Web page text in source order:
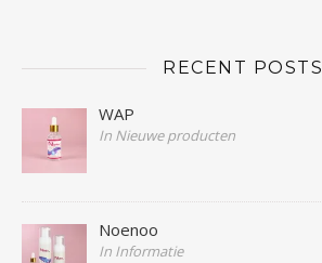
RECENT POSTS
WAP
In Nieuwe producten
Noenoo
In Informatie